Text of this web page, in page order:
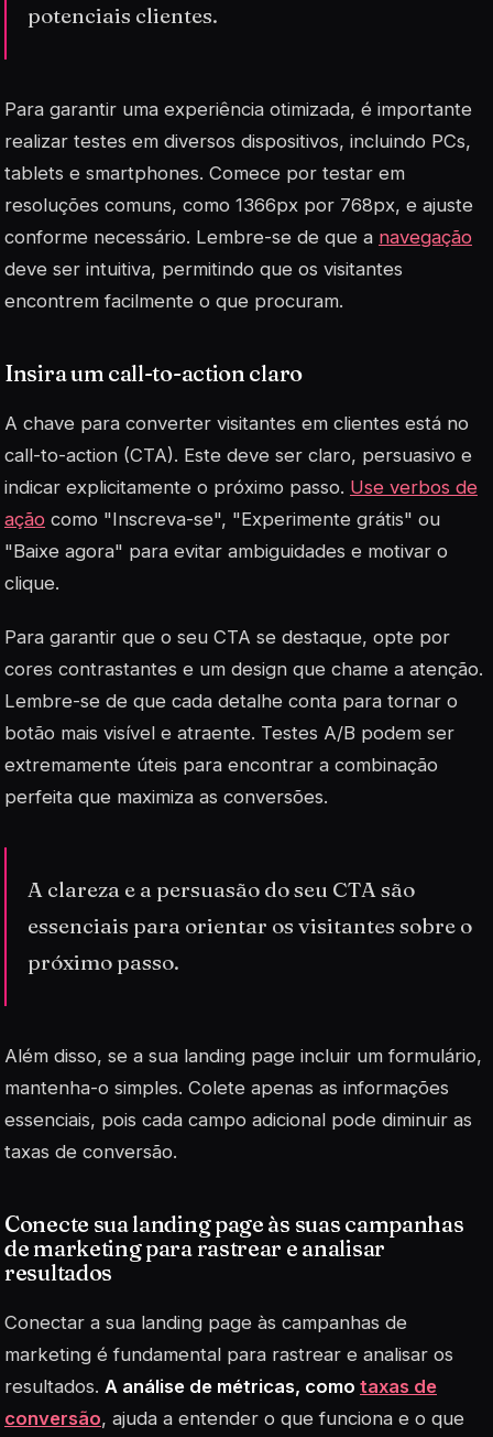
potenciais clientes.
Para garantir uma experiência otimizada, é importante
realizar testes em diversos dispositivos, incluindo PCs,
tablets e smartphones. Comece por testar em
resoluções comuns, como 1366px por 768px, e ajuste
conforme necessário. Lembre-se de que a navegação
deve ser intuitiva, permitindo que os visitantes
encontrem facilmente o que procuram.
Insira um call-to-action claro
A chave para converter visitantes em clientes está no
call-to-action (CTA). Este deve ser claro, persuasivo e
indicar explicitamente o próximo passo. Use verbos de
ação como "Inscreva-se", "Experimente grátis" ou
"Baixe agora" para evitar ambiguidades e motivar o
clique.
Para garantir que o seu CTA se destaque, opte por
cores contrastantes e um design que chame a atenção.
Lembre-se de que cada detalhe conta para tornar o
botão mais visível e atraente. Testes A/B podem ser
extremamente úteis para encontrar a combinação
perfeita que maximiza as conversões.
A clareza e a persuasão do seu CTA são
essenciais para orientar os visitantes sobre o
próximo passo.
Além disso, se a sua landing page incluir um formulário,
mantenha-o simples. Colete apenas as informações
essenciais, pois cada campo adicional pode diminuir as
taxas de conversão.
Conecte sua landing page às suas campanhas
de marketing para rastrear e analisar
resultados
Conectar a sua landing page às campanhas de
marketing é fundamental para rastrear e analisar os
resultados. A análise de métricas, como taxas de
conversão, ajuda a entender o que funciona e o que